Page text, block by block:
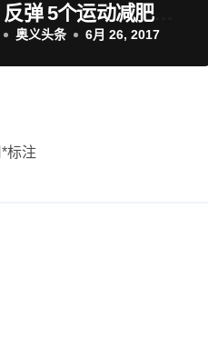
反弹 5个运动减肥注
意事项消除反弹烦恼
奥义头条 6月 26, 2017
*标注